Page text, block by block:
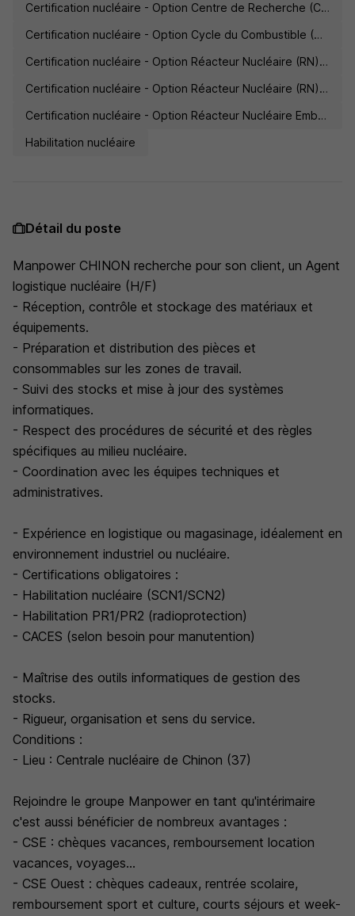
Certification nucléaire - Option Centre de Recherche (CR) - Prévention des Risques (PR)
Certification nucléaire - Option Cycle du Combustible (CC) - Prévention des Risques (PR)
Certification nucléaire - Option Réacteur Nucléaire (RN) - Savoir Commun du Nucléaire (SCN) - Niveau 1
Certification nucléaire - Option Réacteur Nucléaire (RN) - Savoir Commun du Nucléaire (SCN) - Niveau 2
Certification nucléaire - Option Réacteur Nucléaire Embarqué (RNE) - Prévention des Risques (PR)
Habilitation nucléaire
Détail du poste
Manpower CHINON recherche pour son client, un Agent
logistique nucléaire (H/F)
- Réception, contrôle et stockage des matériaux et
équipements.
- Préparation et distribution des pièces et
consommables sur les zones de travail.
- Suivi des stocks et mise à jour des systèmes
informatiques.
- Respect des procédures de sécurité et des règles
spécifiques au milieu nucléaire.
- Coordination avec les équipes techniques et
administratives.
- Expérience en logistique ou magasinage, idéalement en
environnement industriel ou nucléaire.
- Certifications obligatoires :
- Habilitation nucléaire (SCN1/SCN2)
- Habilitation PR1/PR2 (radioprotection)
- CACES (selon besoin pour manutention)
- Maîtrise des outils informatiques de gestion des
stocks.
- Rigueur, organisation et sens du service.
Conditions :
- Lieu : Centrale nucléaire de Chinon (37)
Rejoindre le groupe Manpower en tant qu'intérimaire
c'est aussi bénéficier de nombreux avantages :
- CSE : chèques vacances, remboursement location
vacances, voyages...
- CSE Ouest : chèques cadeaux, rentrée scolaire,
remboursement sport et culture, courts séjours et week-